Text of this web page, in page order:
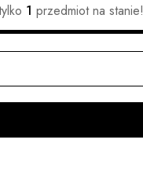
1 przedmiot na stanie!